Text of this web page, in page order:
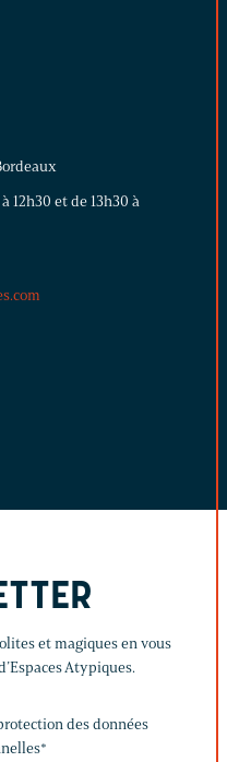
12h30 et de 13h30 à
et magiques en vous
Atypiques.
des données
*